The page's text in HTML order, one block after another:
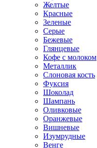
Желтые
Красные
Зеленые
Серые
Бежевые
Глянцевые
Кофе с молоком
Металлик
Слоновая кость
Фуксия
Шоколад
Шампань
Оливковые
Оранжевые
Вишневые
Изумрудные
Венге